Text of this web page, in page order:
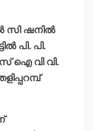
സി ഷനില്‍
പി. പി.
ഐ വി വി.